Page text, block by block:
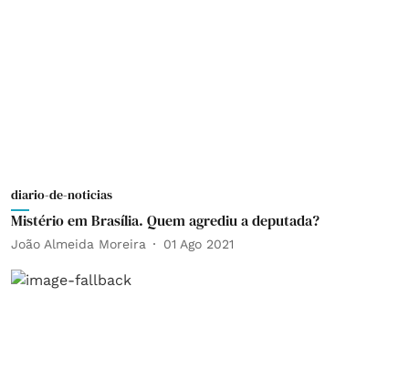
diario-de-noticias
Mistério em Brasília. Quem agrediu a deputada?
João Almeida Moreira 01 Ago 2021